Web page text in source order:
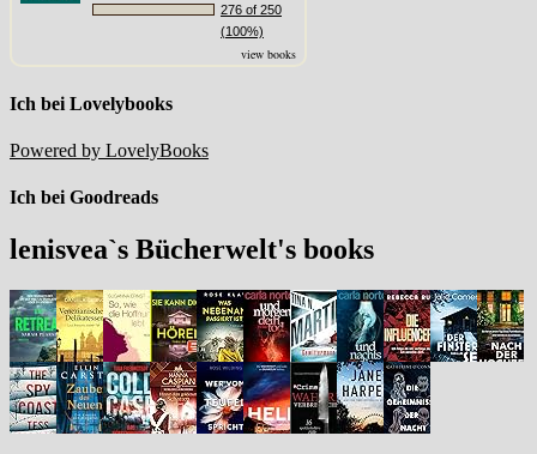
276 of 250
(100%)
view books
Ich bei Lovelybooks
Powered by LovelyBooks
Ich bei Goodreads
lenisvea`s Bücherwelt's books